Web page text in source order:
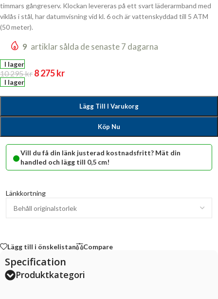
timmars gångreserv. Klockan levereras på ett svart läderarmband med
viklås i stål, har datumvisning vid kl. 6 och är vattenskyddad till 5 ATM
(50 meter).
9 artiklar sålda de senaste 7 dagarna
I lager
10 295kr 8 275kr
I lager
Lägg Till I Varukorg
Köp Nu
•Vill du få din länk justerad kostnadsfritt? Mät din
handled och lägg till 0,5 cm!
Länkkortning
Lägg till i önskelistan Compare
Specification
Produktkategori